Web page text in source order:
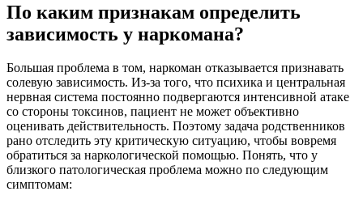
По каким признакам определить
зависимость у наркомана?
Большая проблема в том, наркоман отказывается признавать
солевую зависимость. Из-за того, что психика и центральная
нервная система постоянно подвергаются интенсивной атаке
со стороны токсинов, пациент не может объективно
оценивать действительность. Поэтому задача родственников
рано отследить эту критическую ситуацию, чтобы вовремя
обратиться за наркологической помощью. Понять, что у
близкого патологическая проблема можно по следующим
симптомам: